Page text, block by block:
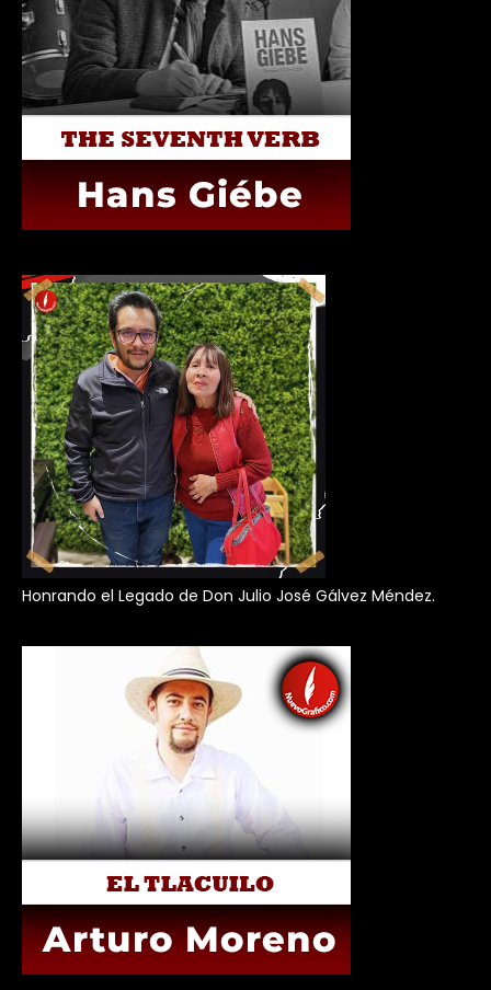
Honrando el Legado de Don Julio José Gálvez Méndez.